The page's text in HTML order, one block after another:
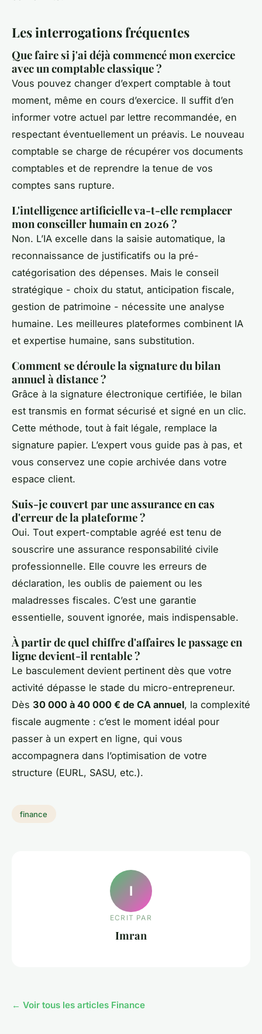
Les interrogations fréquentes
Que faire si j'ai déjà commencé mon exercice
avec un comptable classique ?
Vous pouvez changer d’expert comptable à tout
moment, même en cours d’exercice. Il suffit d’en
informer votre actuel par lettre recommandée, en
respectant éventuellement un préavis. Le nouveau
comptable se charge de récupérer vos documents
comptables et de reprendre la tenue de vos
comptes sans rupture.
L'intelligence artificielle va-t-elle remplacer
mon conseiller humain en 2026 ?
Non. L’IA excelle dans la saisie automatique, la
reconnaissance de justificatifs ou la pré-
catégorisation des dépenses. Mais le conseil
stratégique - choix du statut, anticipation fiscale,
gestion de patrimoine - nécessite une analyse
humaine. Les meilleures plateformes combinent IA
et expertise humaine, sans substitution.
Comment se déroule la signature du bilan
annuel à distance ?
Grâce à la signature électronique certifiée, le bilan
est transmis en format sécurisé et signé en un clic.
Cette méthode, tout à fait légale, remplace la
signature papier. L’expert vous guide pas à pas, et
vous conservez une copie archivée dans votre
espace client.
Suis-je couvert par une assurance en cas
d'erreur de la plateforme ?
Oui. Tout expert-comptable agréé est tenu de
souscrire une assurance responsabilité civile
professionnelle. Elle couvre les erreurs de
déclaration, les oublis de paiement ou les
maladresses fiscales. C’est une garantie
essentielle, souvent ignorée, mais indispensable.
À partir de quel chiffre d'affaires le passage en
ligne devient-il rentable ?
Le basculement devient pertinent dès que votre
activité dépasse le stade du micro-entrepreneur.
Dès 30 000 à 40 000 € de CA annuel, la complexité
fiscale augmente : c’est le moment idéal pour
passer à un expert en ligne, qui vous
accompagnera dans l’optimisation de votre
structure (EURL, SASU, etc.).
finance
I
ECRIT PAR
Imran
← Voir tous les articles Finance